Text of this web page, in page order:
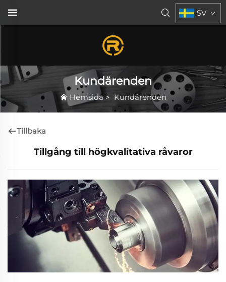
SV
Kundärenden
Hemsida> Kundärenden
Tillbaka
Tillgång till högkvalitativa råvaror